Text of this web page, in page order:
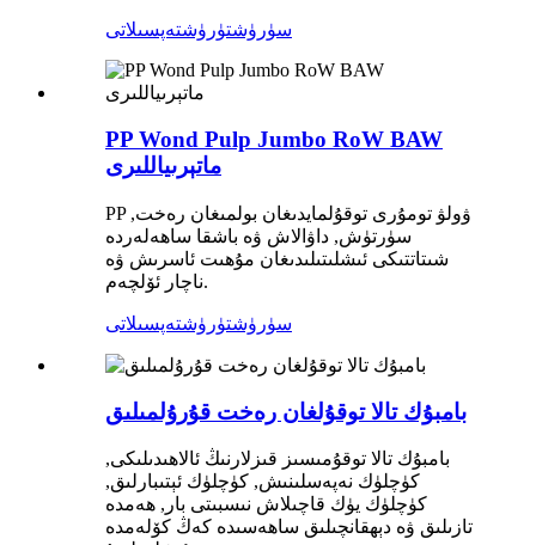
سۈرۈشتۈرۈشتەپسىلاتى
PP Wond Pulp Jumbo RoW BAW
ماتېرىياللىرى
PP ۋولۋ تومۇرى توقۇلمايدىغان بولمىغان رەخت,
سۈرتۈش, داۋالاش ۋە باشقا ساھەلەردە
شىتاتتىكى ئىشلىتىلىدىغان مۇھىت ئاسرىش ۋە
ناچار ئۆلچەم.
سۈرۈشتۈرۈشتەپسىلاتى
بامبۇك تالا توقۇلغان رەخت قۇرۇلمىلىق
بامبۇك تالا توقۇمىسىز قىزلارنىڭ ئالاھىدىلىكى,
كۈچلۈك نەپەسلىنىش, كۈچلۈك ئېتىبارلىق,
كۈچلۈك يۈك قاچىلاش نىسبىتى بار, ھەمدە
تازىلىق ۋە دېھقانچىلىق ساھەسىدە كەڭ كۆلەمدە